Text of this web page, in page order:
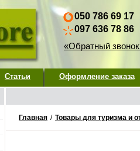
050 786 69 17
097 636 78 86
«Обратный
Статьи Оформление заказа
Главная / Товары для туризма и